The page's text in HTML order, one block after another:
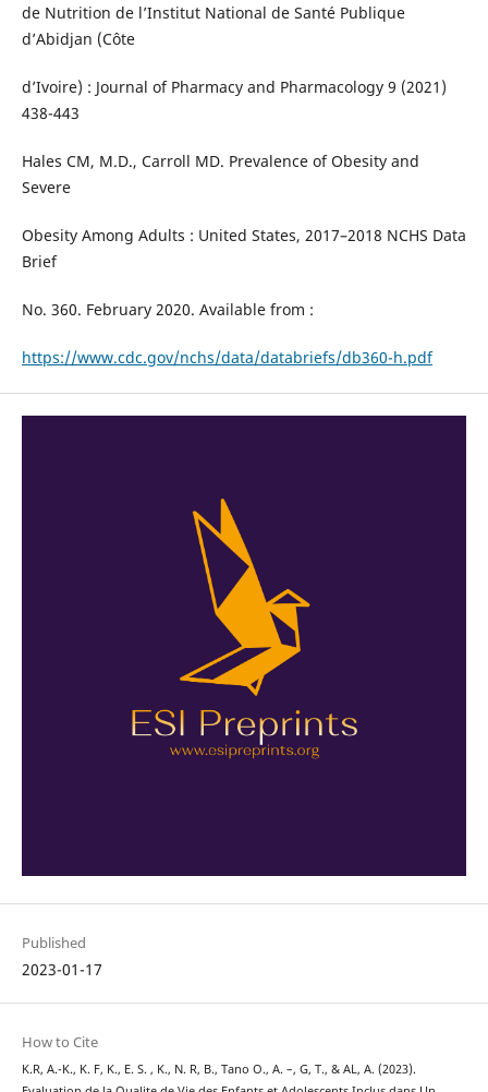
de Nutrition de l’Institut National de Santé Publique
d’Abidjan (Côte
d’Ivoire) : Journal of Pharmacy and Pharmacology 9 (2021)
438-443
Hales CM, M.D., Carroll MD. Prevalence of Obesity and
Severe
Obesity Among Adults : United States, 2017–2018 NCHS Data
Brief
No. 360. February 2020. Available from :
https://www.cdc.gov/nchs/data/databriefs/db360-h.pdf
Published
2023-01-17
How to Cite
K.R, A.-K., K. F, K., E. S. , K., N. R, B., Tano O., A. –, G, T., & AL, A. (2023).